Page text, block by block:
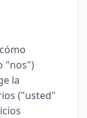
"nos")
la
("usted"